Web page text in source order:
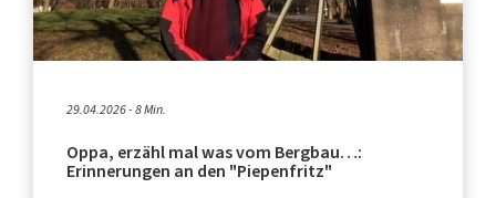
29.04.2026 - 8 Min.
Oppa, erzähl mal was vom Bergbau…:
Erinnerungen an den "Piepenfritz"